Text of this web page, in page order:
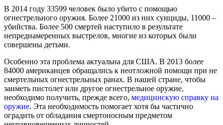
В 2014 году 33599 человек было убито с помощью
огнестрельного оружия. Более 21000 из них суициды, 11000 –
убийства. Более 500 смертей наступило в результате
непреднамеренных выстрелов, многие из которых были
совершены детьми.
Особенно эта проблема актуальна для США. В 2013 более
84000 американцев обращались к неотложной помощи при не
смертельных огнестрельных ранах. В нашей стране, чтобы
заиметь пистолет или другое огнестрельное оружие,
необходимо получить, прежде всего, медицинскую справку на
оружие. Эта необходимость помогает хотя бы частично
оградить от обладания смертоносным предметом